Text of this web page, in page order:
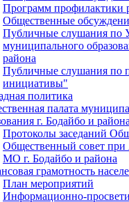
Программ профилактики
Общественные
Публичные слушания по
муниципального
района
Публичные слушания по
инициативы"
политика
палата
г. Бодайбо и района
Протоколы заседаний
Общественный совет
МО г. Бодайбо и района
грамотность
План мероприятий
Информационно-